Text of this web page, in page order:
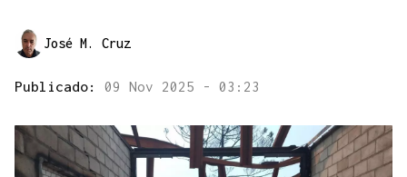
José M. Cruz
Publicado: 09 Nov 2025 - 03:23